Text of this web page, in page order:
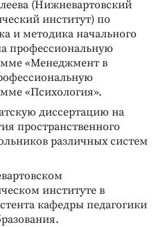
(Нижневартовский
институт) по
и методика начального
профессиональную
«Менеджмент в
«Психология».
диссертацию на
пространственного
различных систем
институте в
кафедры педагогики